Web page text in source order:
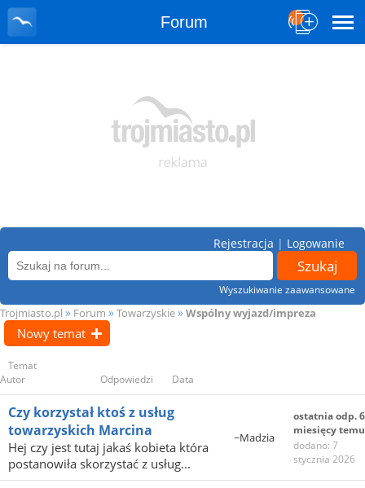
Forum
Wyszukiwanie zaawansowane
Rejestracja | Logowanie
Trojmiasto.pl » Forum » Towarzyskie» Wspólny wyjazd/impreza
Nowy temat
Temat
Autor
Odpowiedzi Data
Czy korzystał ktoś z usług
towarzyskich Marcina
Hej czy jest tutaj jakaś kobieta która
postanowiła skorzystać z usług...
~Madzia
ostatnia odp. 6
miesięcy temu
dodano: 7
stycznia 2026